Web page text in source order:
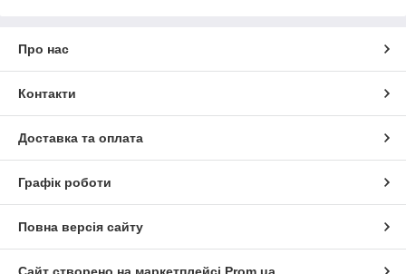
Про нас
Контакти
Доставка та оплата
Графік роботи
Повна версія сайту